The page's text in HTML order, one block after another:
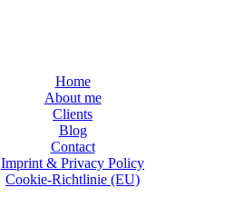
Home
About me
Clients
Blog
Contact
Imprint & Privacy Policy
Cookie-Richtlinie (EU)